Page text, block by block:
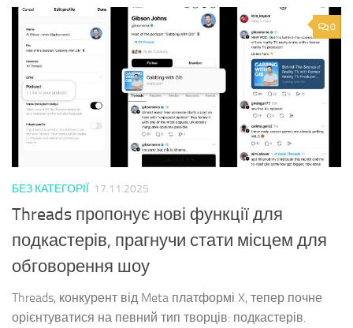
0
БЕЗ КАТЕГОРІЇ 17.11.2025
Threads пропонує нові функції для
подкастерів, прагнучи стати місцем для
обговорення шоу
Threads, конкурент від Meta платформі X, тепер почне
орієнтуватися на певний тип творців: подкастерів.